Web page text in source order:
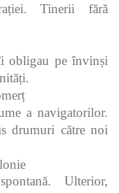
Tinerii fără
obligau pe învinși
a navigatorilor.
drumuri către noi
Ulterior,